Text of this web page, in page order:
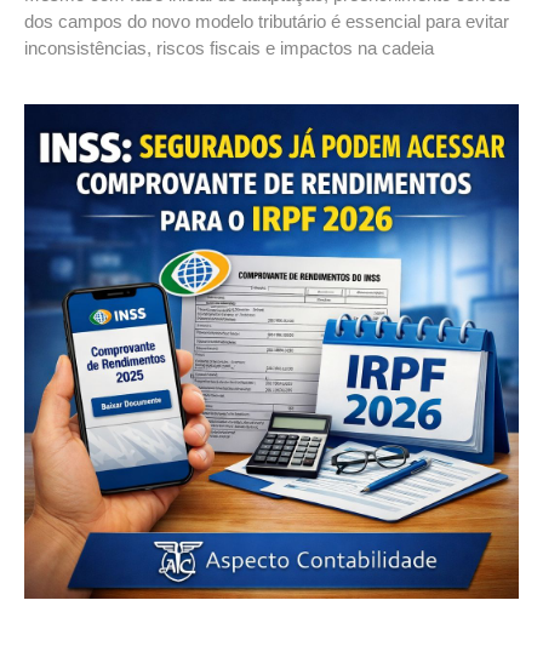
dos campos do novo modelo tributário é essencial para evitar
inconsistências, riscos fiscais e impactos na cadeia